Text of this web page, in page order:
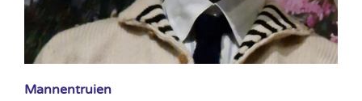
Mannentruien